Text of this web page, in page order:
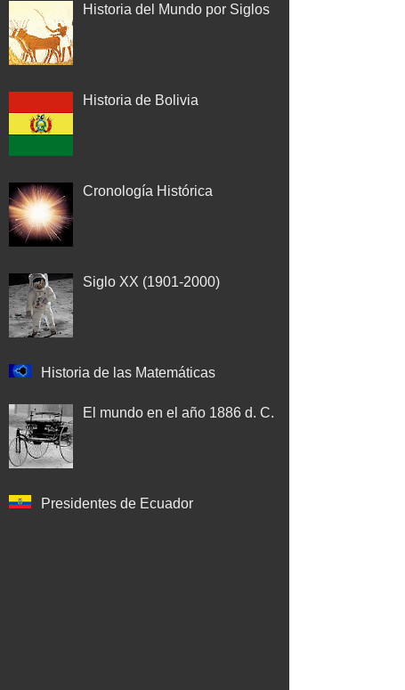
Historia del Mundo por Siglos
Historia de Bolivia
Cronología Histórica
Siglo XX (1901-2000)
Historia de las Matemáticas
El mundo en el año 1886 d. C.
Presidentes de Ecuador